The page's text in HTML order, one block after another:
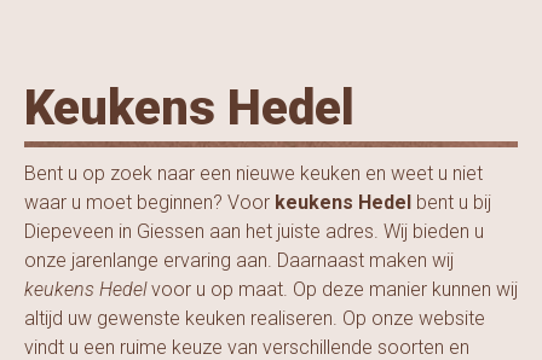
Keukens Hedel
Bent u op zoek naar een nieuwe keuken en weet u niet
waar u moet beginnen? Voor keukens Hedel bent u bij
Diepeveen in Giessen aan het juiste adres. Wij bieden u
onze jarenlange ervaring aan. Daarnaast maken wij
keukens Hedelvoor u op maat. Op deze manier kunnen wij
altijd uw gewenste keuken realiseren. Op onze website
vindt u een ruime keuze van verschillende soorten en